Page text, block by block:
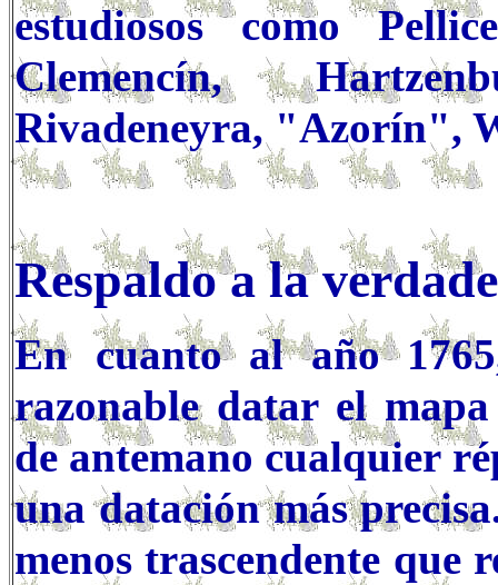
estudiosos como
Clemencín,
Rivadeneyra, "Azorín",
Respaldo a la
En cuanto al año
razonable datar el
de antemano cualquier
una datación más
menos trascendente que